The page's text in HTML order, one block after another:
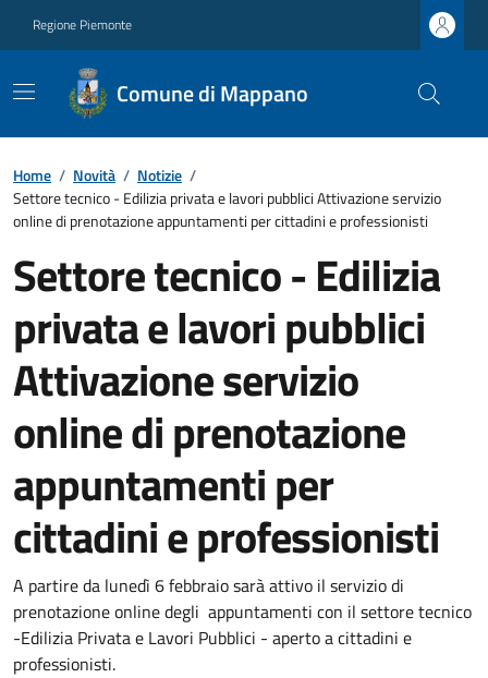
Regione Piemonte
Comune di Mappano
Home / Novità / Notizie /
Settore tecnico - Edilizia privata e lavori pubblici Attivazione servizio
online di prenotazione appuntamenti per cittadini e professionisti
Settore tecnico - Edilizia
privata e lavori pubblici
Attivazione servizio
online di prenotazione
appuntamenti per
cittadini e professionisti
A partire da lunedì 6 febbraio sarà attivo il servizio di
prenotazione online degli appuntamenti con il settore tecnico
-Edilizia Privata e Lavori Pubblici - aperto a cittadini e
professionisti.